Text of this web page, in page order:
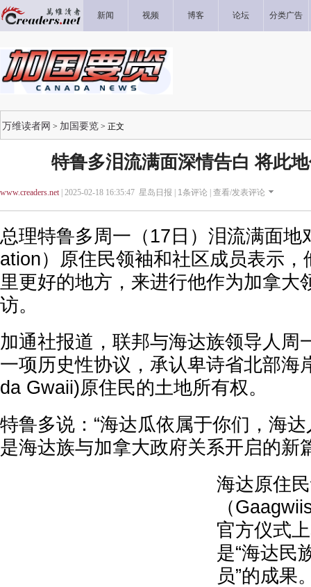
新闻 视频 博客 论坛 分类广告
万维读者网 > 加国要览 > 正文
特鲁多泪流满面深情告白 将此
www.creaders.net| 2025-02-18 16:35:47 星岛日报 | 1条评论 | 查看/发表评论
总理特鲁多周一（17日）泪流满面地
ation）原住民领袖和社区成员表示，
里更好的地方，来进行他作为加拿大
访。
加通社报道，联邦与海达族领导人周
一项历史性协议，承认卑诗省北部海
da Gwaii)原住民的土地所有权。
特鲁多说：“海达瓜依属于你们，海达
是海达族与加拿大政府关系开启的新
海达原住
（
官方仪式
是“海达民
员”的成果